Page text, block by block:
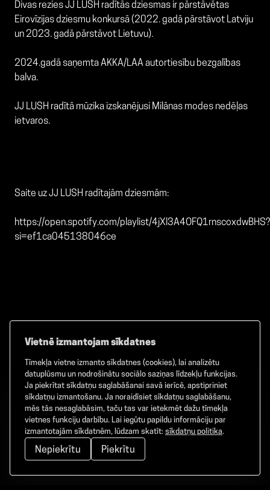
Divas rezies JJ LUSH radītās dziesmas ir pārstāvētas
Eirovīzijas dziesmu konkursā (2022. gadā pārstāvot Latviju
un 2023. gadā pārstāvot Lietuvu).
2024.gadā saņemta AKKA/LAA autortiesību bezgalības
balva.
JJ LUSH radītā mūzika izskanējusi Milānas modes nedēļas
ietvaros.
Saite uz JJ LUSH radītajām dziesmām:
https://open.spotify.com/playlist/4jXl3A4OFQ1rnscoxdwBHS?
si=ef1ca045138046ce
Facebook TikTok Instagram
©2026GAMMA. Visas tiesības aizsargātas.
Vietnē izmantojam sīkdatnes
Tīmekļa vietne izmanto sīkdatnes (cookies), lai analizētu
datuplūsmu un nodrošinātu sociālo saziņas līdzekļu funkcijas.
Ja piekrītat sīkdatņu saglabāšanai savā ierīcē, apstipriniet
sīkdatņu izmantošanu. Ja noraidīsiet sīkdatņu saglabāšanu,
mēs tās nesaglabāsim, taču tas var ietekmēt dažu tīmekļa
vietnes funkciju darbību. Lai iegūtu papildu informāciju par
izmantotajām sīkdatnēm, lūdzam skatīt: sīkdatņu politika.
Nepiekrītu Piekrītu